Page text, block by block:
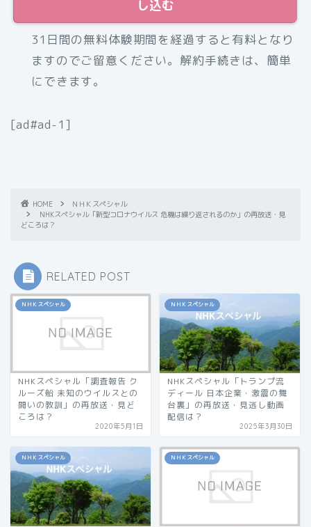
し込む
31日間の無料体験期間を経過すると有料となり
ますのでご留意ください。解約手続きは、簡単
にできます。
[ad#ad-1]
HOME
ＮＨＫスペシャル
NHKスペシャル「新型コロナウイルス 危機は繰り返されるのか」の再放送・見
どころは？
RELATED POST
ＮＨＫスペシャル
NHKスペシャル「調査報告 ク
ルーズ船 未知のウイルスとの
闘いの教訓」の再放送・見ど
ころは？
2020年5月1日
ＮＨＫスペシャル
NHKスペシャル「トランプ流
ディール 日本企業・激震の舞
台裏」の再放送・見逃し動画
配信は？
2025年3月30日
ＮＨＫスペシャル ＮＨＫスペシャル